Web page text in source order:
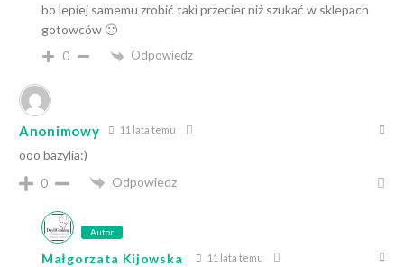
bo lepiej samemu zrobić taki przecier niż szukać w sklepach
gotowców 🙂
0 Odpowiedz
Anonimowy 11 lata temu
ooo bazylia:)
0
Odpowiedz
Autor
Małgorzata Kijowska 11 lata temu